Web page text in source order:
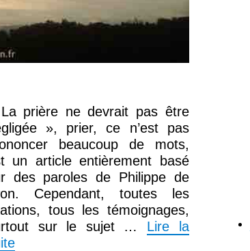
prière ne devrait pas être
», prier, ce n’est pas
beaucoup de mots,
un article entièrement basé
des paroles de Philippe de
Cependant, toutes les
tous les témoignages,
sur le sujet … Lire la